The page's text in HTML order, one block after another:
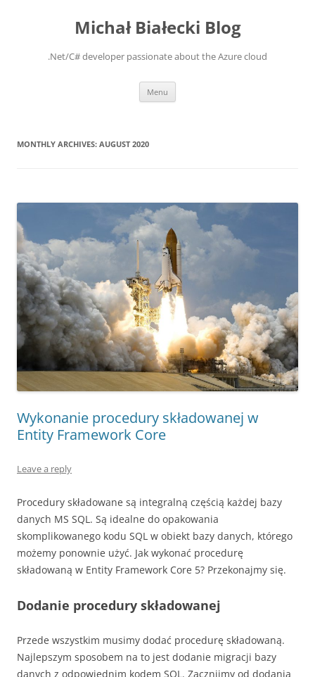
Michał Białecki Blog
.Net/C# developer passionate about the Azure cloud
Menu
MONTHLY ARCHIVES: AUGUST 2020
Wykonanie procedury składowanej w
Entity Framework Core
Leave a reply
Procedury składowane są integralną częścią każdej bazy
danych MS SQL. Są idealne do opakowania
skomplikowanego kodu SQL w obiekt bazy danych, którego
możemy ponownie użyć. Jak wykonać procedurę
składowaną w Entity Framework Core 5? Przekonajmy się.
Dodanie procedury składowanej
Przede wszystkim musimy dodać procedurę składowaną.
Najlepszym sposobem na to jest dodanie migracji bazy
danych z odpowiednim kodem SQL. Zacznijmy od dodania